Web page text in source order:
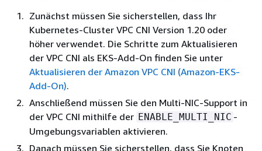
Zunächst müssen Sie sicherstellen, dass Ihr
Kubernetes-Cluster VPC CNI Version 1.20 oder
höher verwendet. Die Schritte zum Aktualisieren
der VPC CNI als EKS-Add-On finden Sie unter
Aktualisieren der Amazon VPC CNI (Amazon-EKS-
Add-On).
Anschließend müssen Sie den Multi-NIC-Support in
der VPC CNI mithilfe der ENABLE_MULTI_NIC -
Umgebungsvariablen aktivieren.
Danach müssen Sie sicherstellen, dass Sie Knoten